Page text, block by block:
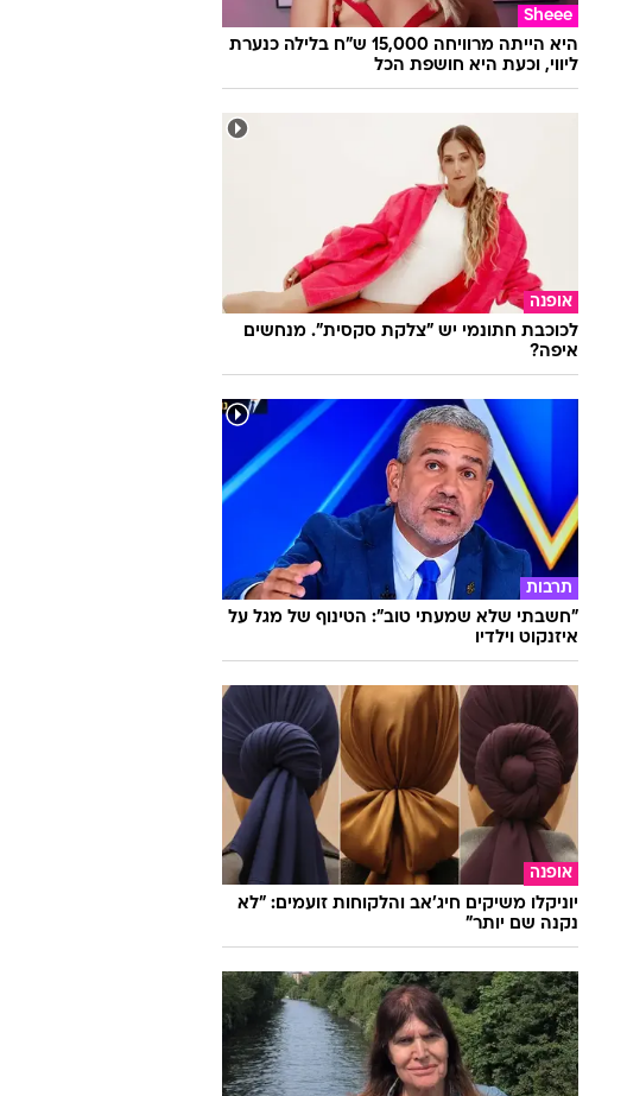
Sheee
היא הייתה מרוויחה 15,000 ש"ח בלילה כנערת
ליווי, וכעת היא חושפת הכל
אופנה
לכוכבת חתונמי יש "צלקת סקסית". מנחשים
איפה?
תרבות
"חשבתי שלא שמעתי טוב": הטינוף של מגל על
איזנקוט וילדיו
אופנה
יוניקלו משיקים חיג'אב והלקוחות זועמים: "לא
נקנה שם יותר"